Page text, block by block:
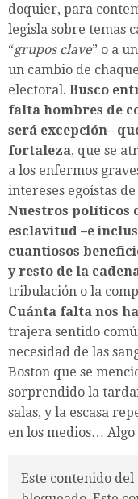
doquier, para
legisla sobre temas
“grupos clave” o a
un cambio de
electoral. Busco
falta hombres de
será excepción–
fortaleza, que se
a los enfermos
intereses egoístas de
Nuestros políticos
esclavitud –e
cuantiosos
y resto de la
tribulación o la
Cuánta falta nos
trajera sentido
necesidad de las
Boston que se
sorprendido la
salas, y la escasa
en los medios…
Este contenido del